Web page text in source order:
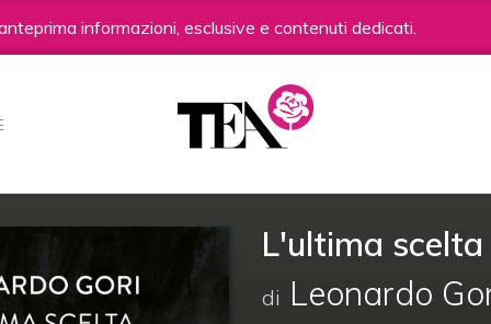
informazioni, esclusive e contenuti dedicati.
L'ultima scelta
di Leonardo